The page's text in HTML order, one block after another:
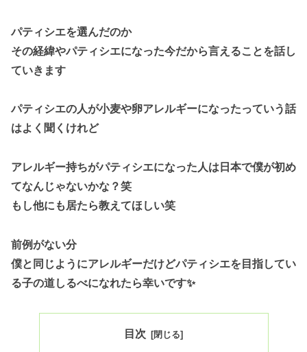
パティシエを選んだのか
その経緯やパティシエになった今だから言えることを話し
ていきます
パティシエの人が小麦や卵アレルギーになったっていう話
はよく聞くけれど
アレルギー持ちがパティシエになった人は日本で僕が初め
てなんじゃないかな？笑
もし他にも居たら教えてほしい笑
前例がない分
僕と同じようにアレルギーだけどパティシエを目指してい
る子の道しるべになれたら幸いです✨
目次